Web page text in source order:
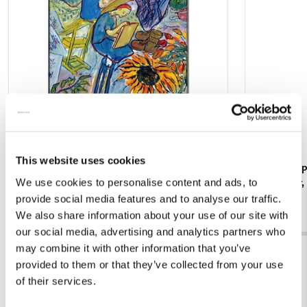
This website uses cookies
We use cookies to personalise content and ads, to
provide social media features and to analyse our traffic.
We also share information about your use of our site with
our social media, advertising and analytics partners who
may combine it with other information that you’ve
provided to them or that they’ve collected from your use
of their services.
Koelkastmagneet: Gouache from Leben? oder
Theater? Charlotte Salomon, JHM
€ 3,50
Jan
€ 9,99
Bekijk alles van Cadeau voor haar